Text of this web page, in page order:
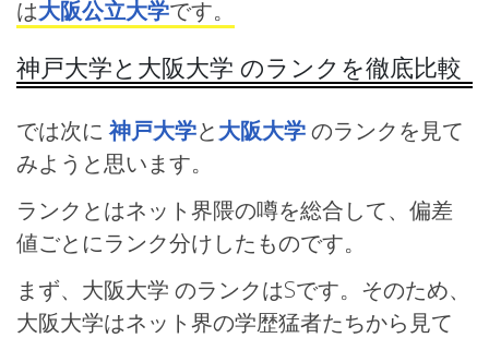
は大阪公立大学です。
神戸大学と大阪大学 のランクを徹底比較
では次に神戸大学と大阪大学のランクを見て
みようと思います。
ランクとはネット界隈の噂を総合して、偏差
値ごとにランク分けしたものです。
まず、大阪大学 のランクはSです。そのため、
大阪大学はネット界の学歴猛者たちから見て